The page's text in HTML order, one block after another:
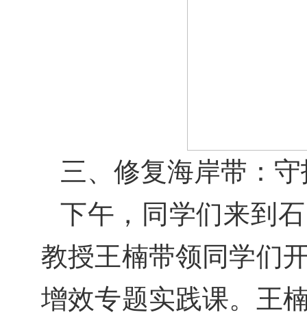
三、修复海岸带：
下午，同学们来到
教授王楠带领同学们
增效专题实践课。王